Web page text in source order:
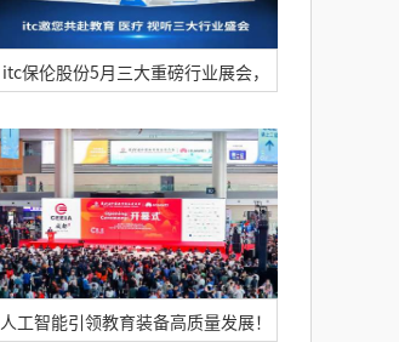
itc保伦股份5月三大重磅行业展会，
人工智能引领教育装备高质量发展！